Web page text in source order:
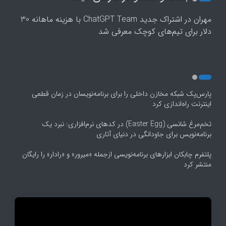
مهران در
اشتراک جدید ChatGPT Team با هزینه ماهانه 30
دلار برای تیم‌های کوچک معرفی شد
پارس‌پک شبکه مخازن داخلی را برای برنامه‌نویسان در زمان قطعی
اینترنت راه‌اندازی کرد
تخم‌مرغ شانسی (Easter Egg) در کدهای نرم‌افزاری: نبرد یک
برنامه‌نویس برای جاودانگی در دنیای آتاری
پلتفرم چابکان ابزارهای برنامه‌نویسی ازجمله «میرور» و «رادار» را رایگان
منتشر کرد